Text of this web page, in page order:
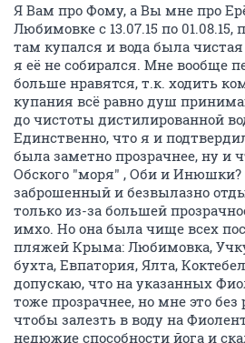
Я Вам про Фому, а Вы мне про
Любимовке с 13.07.15 по
там купался и вода была
я её не собирался. Мне вообще
больше нравятся, т.к. ходить
купания всё равно душ
до чистоты дистилированной
Единственно, что я и
была заметно прозрачнее, ну и
Обского "моря" , Оби и Инюшки?
заброшенный и безвылазно
только из-за большей
имхо. Но она была чище всех
пляжей Крыма: Любимовка,
бухта, Евпатория, Ялта,
допускаю, что на указанных
тоже прозрачнее, но мне это
чтобы залезть в воду на
недюжие способности йога и